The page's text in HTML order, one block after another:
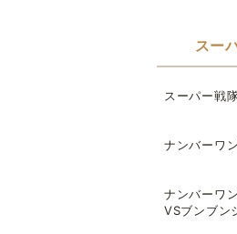
スー
スーパー戦
ナンバーワ
ナンバーワ
VSブンブン